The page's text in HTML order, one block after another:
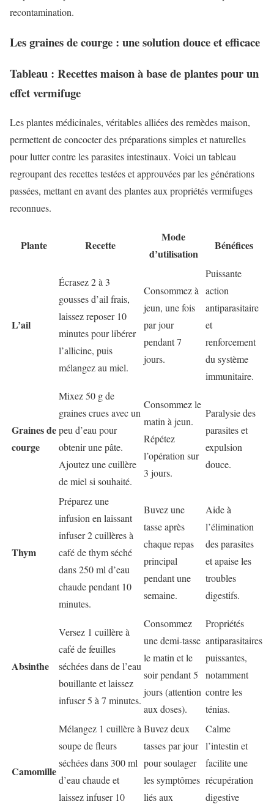
recontamination.
Les graines de courge : une solution douce et efficace
Tableau : Recettes maison à base de plantes pour un
effet vermifuge
Les plantes médicinales, véritables alliées des remèdes maison,
permettent de concocter des préparations simples et naturelles
pour lutter contre les parasites intestinaux. Voici un tableau
regroupant des recettes testées et approuvées par les générations
passées, mettant en avant des plantes aux propriétés vermifuges
reconnues.
Plante Recette
Mode
d’utilisation
Bénéfices
L’ail
Écrasez 2 à 3
gousses d’ail frais,
laissez reposer 10
minutes pour libérer
l’allicine, puis
mélangez au miel.
Consommez à
jeun, une fois
par jour
pendant 7
jours.
Puissante
action
antiparasitaire
et
renforcement
du système
immunitaire.
Graines de
courge
Mixez 50 g de
graines crues avec un
peu d’eau pour
obtenir une pâte.
Ajoutez une cuillère
de miel si souhaité.
Consommez le
matin à jeun.
Répétez
l’opération sur
3 jours.
Paralysie des
parasites et
expulsion
douce.
Thym
Préparez une
infusion en laissant
infuser 2 cuillères à
café de thym séché
dans 250 ml d’eau
chaude pendant 10
minutes.
Buvez une
tasse après
chaque repas
principal
pendant une
semaine.
Aide à
l’élimination
des parasites
et apaise les
troubles
digestifs.
Absinthe
Versez 1 cuillère à
café de feuilles
séchées dans de l’eau
bouillante et laissez
infuser 5 à 7 minutes.
Consommez
une demi-tasse
le matin et le
soir pendant 5
jours (attention
aux doses).
Propriétés
antiparasitaires
puissantes,
notamment
contre les
ténias.
Camomille
Mélangez 1 cuillère à
soupe de fleurs
séchées dans 300 ml
d’eau chaude et
laissez infuser 10
Buvez deux
tasses par jour
pour soulager
les symptômes
liés aux
Calme
l’intestin et
facilite une
récupération
digestive